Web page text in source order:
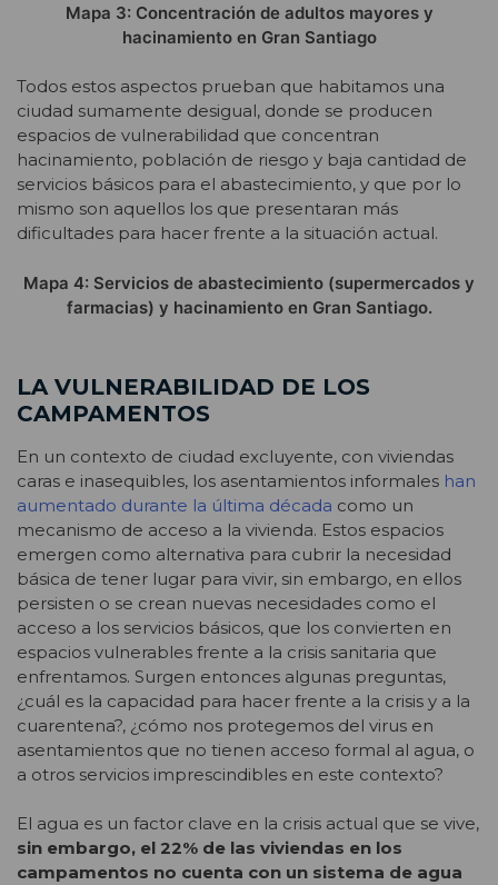
Mapa 3: Concentración de adultos mayores y
hacinamiento en Gran Santiago
Todos estos aspectos prueban que habitamos una
ciudad sumamente desigual, donde se producen
espacios de vulnerabilidad que concentran
hacinamiento, población de riesgo y baja cantidad de
servicios básicos para el abastecimiento, y que por lo
mismo son aquellos los que presentaran más
dificultades para hacer frente a la situación actual.
Mapa 4: Servicios de abastecimiento (supermercados y
farmacias) y hacinamiento en Gran Santiago.
LA VULNERABILIDAD DE LOS
CAMPAMENTOS
En un contexto de ciudad excluyente, con viviendas
caras e inasequibles, los asentamientos informales han
aumentado durante la última década como un
mecanismo de acceso a la vivienda. Estos espacios
emergen como alternativa para cubrir la necesidad
básica de tener lugar para vivir, sin embargo, en ellos
persisten o se crean nuevas necesidades como el
acceso a los servicios básicos, que los convierten en
espacios vulnerables frente a la crisis sanitaria que
enfrentamos. Surgen entonces algunas preguntas,
¿cuál es la capacidad para hacer frente a la crisis y a la
cuarentena?, ¿cómo nos protegemos del virus en
asentamientos que no tienen acceso formal al agua, o
a otros servicios imprescindibles en este contexto?
El agua es un factor clave en la crisis actual que se vive,
sin embargo, el 22% de las viviendas en los
campamentos no cuenta con un sistema de agua